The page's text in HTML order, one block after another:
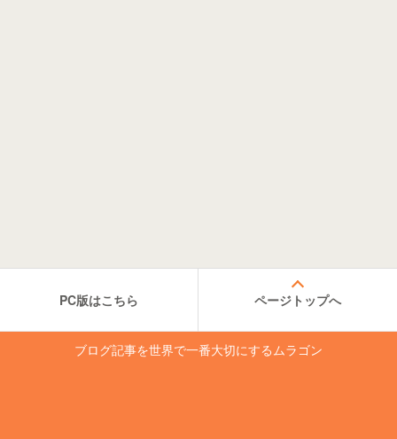
PC版はこちら ページトップへ
ブログ記事を世界で一番大切にするムラゴン